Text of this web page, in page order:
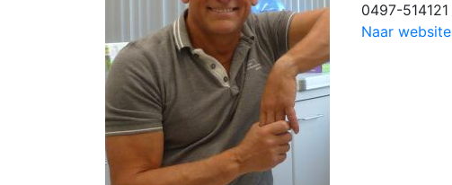
0497-514121
Naar website